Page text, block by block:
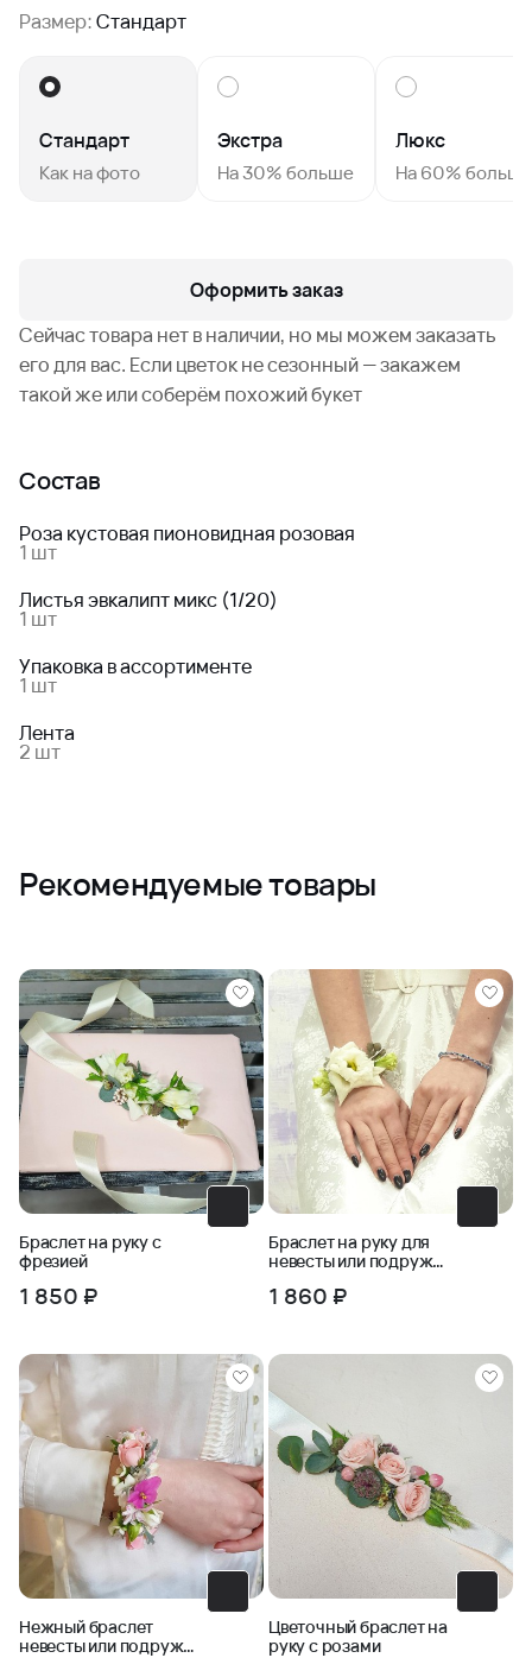
Размер:Стандарт
Стандарт
Как на фото
Экстра
На 30% больше
Люкс
На 60% больше
Оформить заказ
Сейчас товара нет в наличии, но мы можем заказать
его для вас. Если цветок не сезонный — закажем
такой же или соберём похожий букет
Состав
Роза кустовая пионовидная розовая
1 шт
Листья эвкалипт микс (1/20)
1 шт
Упаковка в ассортименте
1 шт
Лента
2 шт
Рекомендуемые товары
Браслет на руку с
фрезией
1 850 ₽
Браслет на руку для
невесты или подружек
1 860 ₽
Нежный браслет
невесты или подружек
Цветочный браслет на
руку с розами